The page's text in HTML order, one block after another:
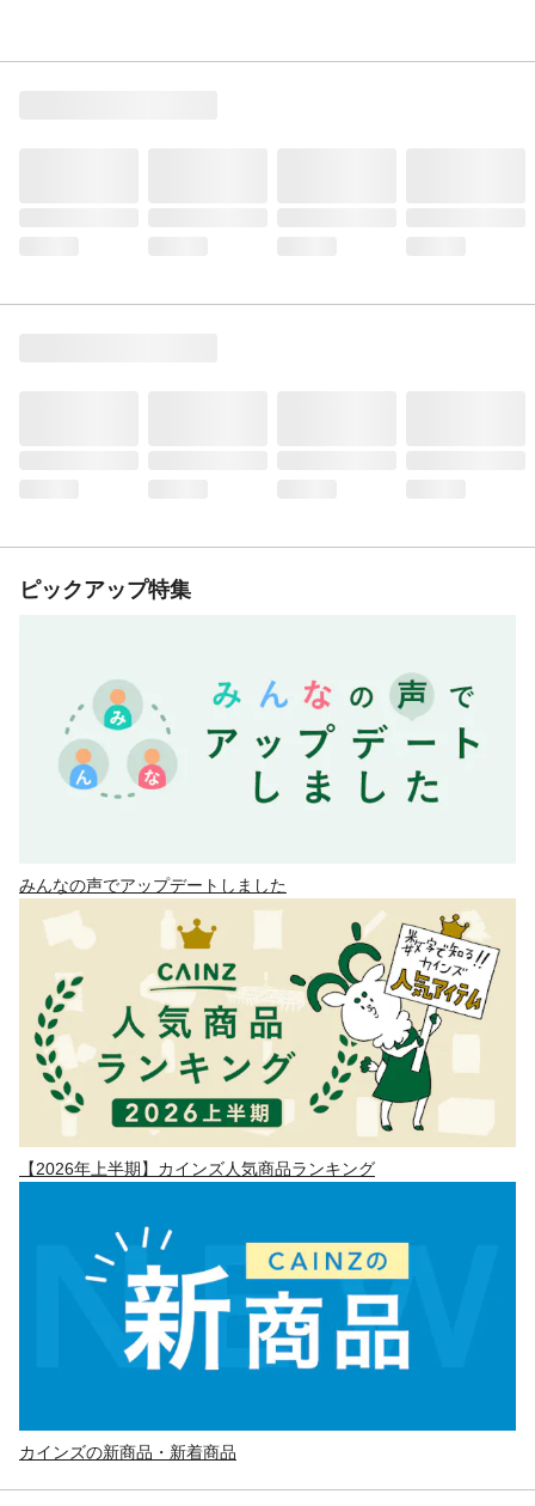
ピックアップ特集
みんなの声でアップデートしました
【2026年上半期】カインズ人気商品ランキング
カインズの新商品・新着商品